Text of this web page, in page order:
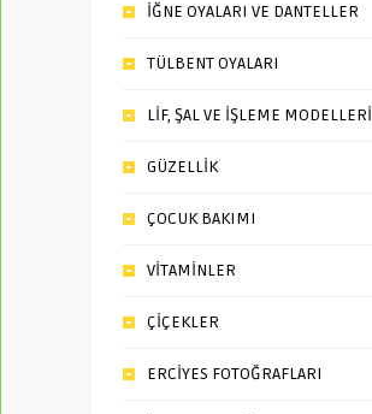
İĞNE OYALARI VE DANTELLER
TÜLBENT OYALARI
LİF, ŞAL VE İŞLEME MODELLERİ
GÜZELLİK
ÇOCUK BAKIMI
VİTAMİNLER
ÇİÇEKLER
ERCİYES FOTOĞRAFLARI